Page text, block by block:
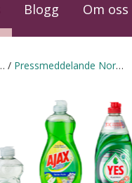
Blogg Om oss
Pressmeddelande Nordqual test 2/diskmedel